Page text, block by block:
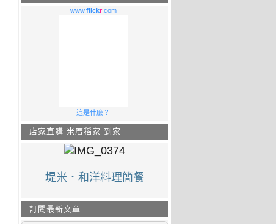
www.flickr.com
這是什麼？
店家直購 米厝稻家 到家
堤米．和洋料理簡餐
訂閱最新文章